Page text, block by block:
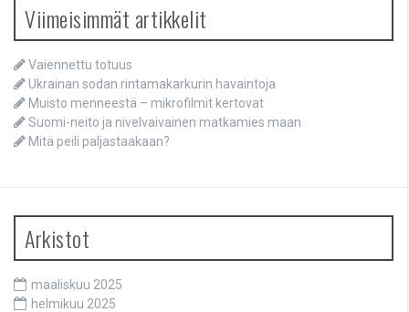
Viimeisimmät artikkelit
Vaiennettu totuus
Ukrainan sodan rintamakarkurin havaintoja
Muisto menneestä – mikrofilmit kertovat
Suomi-neito ja nivelvaivainen matkamies maan
Mitä peili paljastaakaan?
Arkistot
maaliskuu 2025
helmikuu 2025